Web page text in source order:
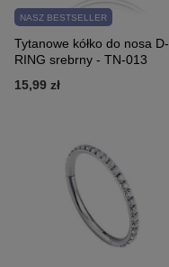
NASZ BESTSELLER
Tytanowe kółko do nosa D-
RING srebrny - TN-013
15,99 zł